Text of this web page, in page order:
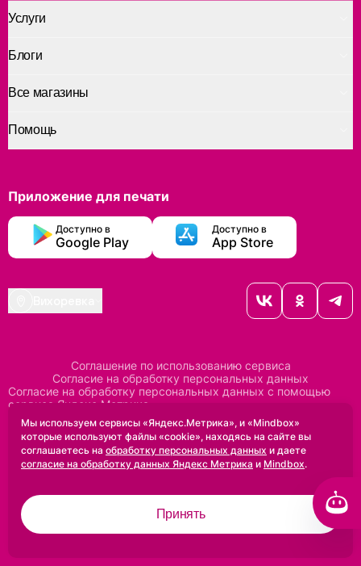
Услуги
Помощь
Блоги
Все магазины
Приложение для печати
Доступно в
Google Play
Доступно в
App Store
2005-2026 ©
Дизайн сделан вUprock
Проектирование и SEO:
Baklenev SEO
Разработано вQualitica
Соглашение по использованию сервиса
Согласие на обработку персональных данных
Согласие на обработку персональных данных с помощью
сервиса Яндекс Метрика
Согласие на обработку персональных данных с помощью
сервиса Mindbox
Положение по обработке персональных данных
Политика конфиденциальностиДоговор оферты
Мы используем сервисы «Яндекс.Метрика», и «Mindbox»
которые используют файлы «cookie», находясь на сайте вы
соглашаетесь на обработку персональных данных и даете
согласие на обработку данных Яндекс Метрика и Mindbox.
Принять